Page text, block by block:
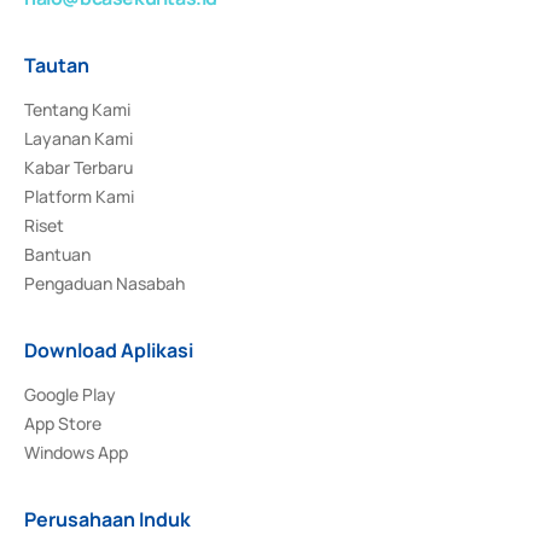
Tautan
Tentang Kami
Layanan Kami
Kabar Terbaru
Platform Kami
Riset
Bantuan
Pengaduan Nasabah
Download Aplikasi
Google Play
App Store
Windows App
Perusahaan Induk